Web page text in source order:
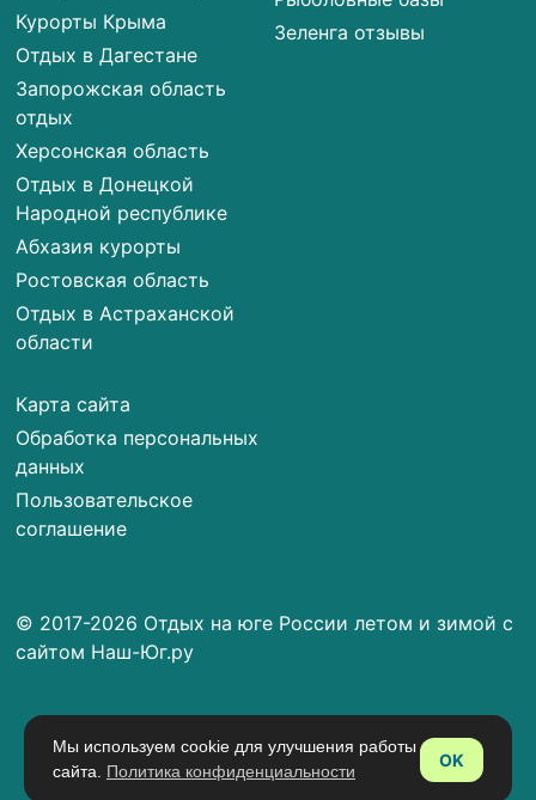
Курорты Крыма
Отдых в Дагестане
Запорожская область
отдых
Херсонская область
Отдых в Донецкой
Народной республике
Абхазия курорты
Ростовская область
Отдых в Астраханской
области
Карта сайта
Обработка персональных
данных
Пользовательское
соглашение
Зеленга отзывы
© 2017-2026 Отдых на юге России летом и зимой с
сайтом Наш-Юг.ру
Мы используем cookie для улучшения работы
сайта. Политика конфиденциальности
OK